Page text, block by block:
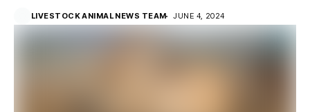
LIVESTOCK ANIMAL NEWS TEAM JUNE 4, 2024